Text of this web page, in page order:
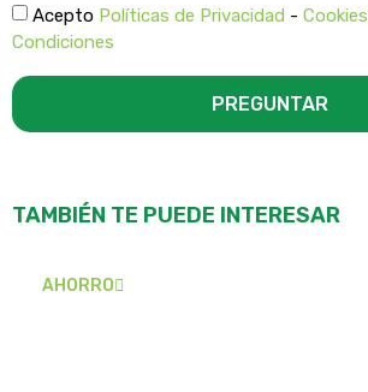
Acepto Políticas de Privacidad - Cookies
Condiciones
PREGUNTAR
TAMBIÉN TE PUEDE INTERESAR
AHORRO